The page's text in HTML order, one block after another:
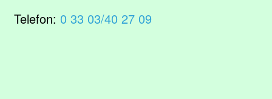
Telefon: 0 33 03/40 27 09